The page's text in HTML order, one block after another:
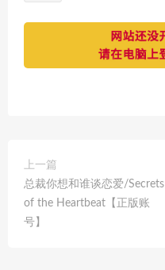
上一篇
总裁你想和谁谈恋爱/Secrets
of the Heartbeat【正版账
号】